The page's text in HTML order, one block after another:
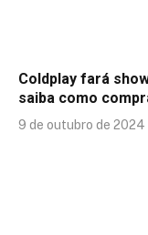
Coldplay fará
saiba como
9 de outubro de 2024